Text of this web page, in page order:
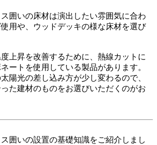
囲いの床材は演出したい雰囲気に合わ
用や、ウッドデッキの様な床材を選び
上昇を改善するために、熱線カットに
ートを使用している製品があります。
陽光の差し込み方が少し変わるので、
た建材のものをお選びいただくのがお
囲いの設置の基礎知識をご紹介しまし